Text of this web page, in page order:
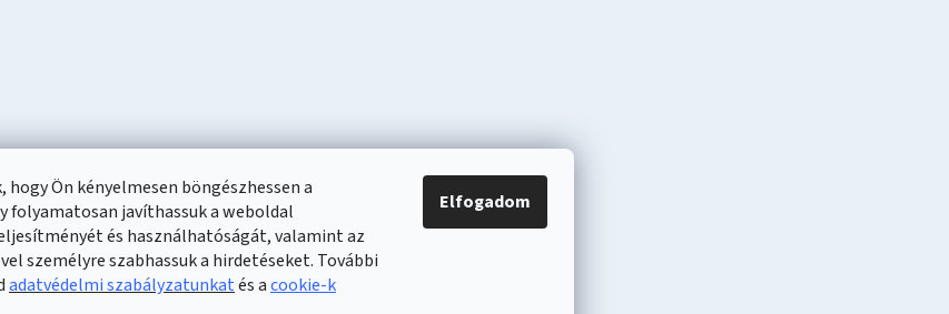
Ön kényelmesen böngészhessen a
folyamatosan javíthassuk a weboldal
és használhatóságát, valamint az
személyre szabhassuk a hirdetéseket. További
adatvédelmi szabályzatunkatés acookie-k
Elfogadom